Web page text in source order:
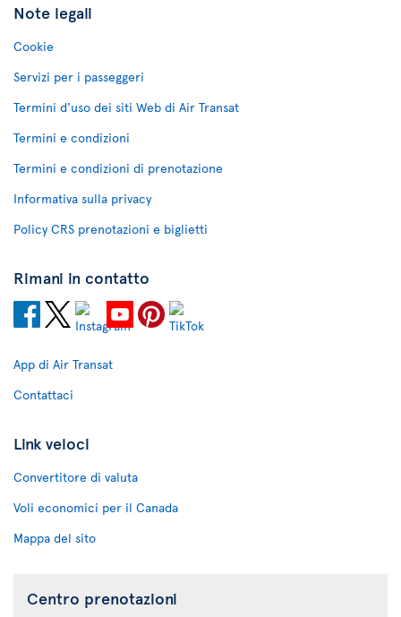
Note legali
Cookie
Servizi per i passeggeri
Termini d'uso dei siti Web di Air Transat
Termini e condizioni
Termini e condizioni di prenotazione
Informativa sulla privacy
Policy CRS prenotazioni e biglietti
Rimani in contatto
App di Air Transat
Contattaci
Link veloci
Convertitore di valuta
Voli economici per il Canada
Mappa del sito
Centro prenotazioni